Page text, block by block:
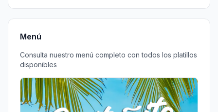
Menú
Consulta nuestro menú completo con todos los platillos
disponibles